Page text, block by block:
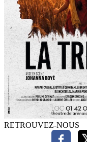
RETROUVEZ-NOUS